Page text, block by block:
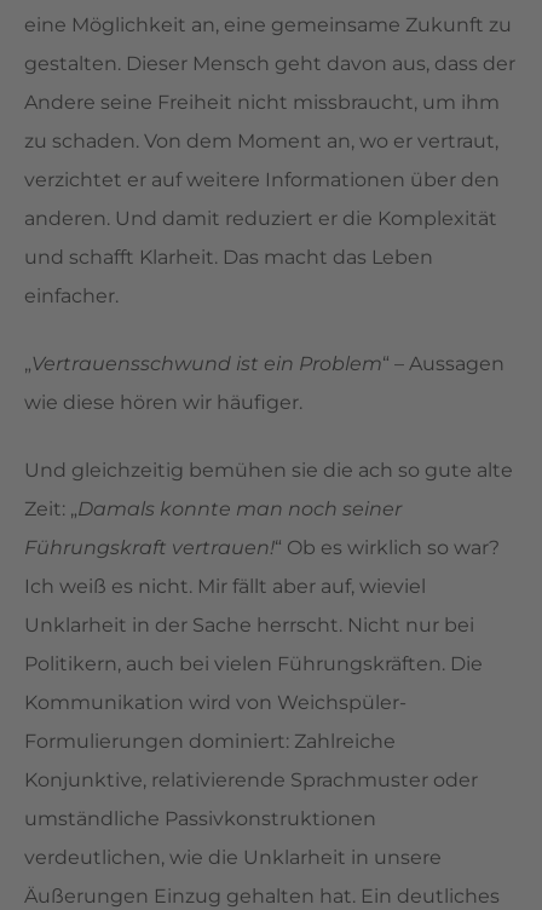
eine Möglichkeit an, eine gemeinsame Zukunft zu
gestalten. Dieser Mensch geht davon aus, dass der
Andere seine Freiheit nicht missbraucht, um ihm
zu schaden. Von dem Moment an, wo er vertraut,
verzichtet er auf weitere Informationen über den
anderen. Und damit reduziert er die Komplexität
und schafft Klarheit. Das macht das Leben
einfacher.
„Vertrauensschwund ist ein Problem“ – Aussagen
wie diese hören wir häufiger.
Und gleichzeitig bemühen sie die ach so gute alte
Zeit: „Damals konnte man noch seiner
Führungskraft vertrauen!“ Ob es wirklich so war?
Ich weiß es nicht. Mir fällt aber auf, wieviel
Unklarheit in der Sache herrscht. Nicht nur bei
Politikern, auch bei vielen Führungskräften. Die
Kommunikation wird von Weichspüler-
Formulierungen dominiert: Zahlreiche
Konjunktive, relativierende Sprachmuster oder
umständliche Passivkonstruktionen
verdeutlichen, wie die Unklarheit in unsere
Äußerungen Einzug gehalten hat. Ein deutliches